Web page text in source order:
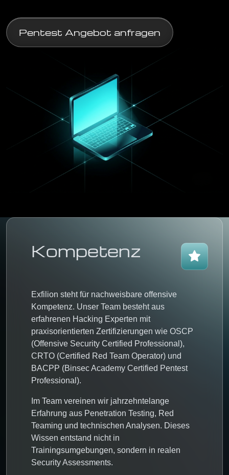
Pentest Angebot anfragen
Kompetenz
Exfilion steht für nachweisbare offensive
Kompetenz. Unser Team besteht aus
erfahrenen Hacking Experten mit
praxisorientierten Zertifizierungen wie OSCP
(Offensive Security Certified Professional),
CRTO (Certified Red Team Operator) und
BACPP (Binsec Academy Certified Pentest
Professional).
Im Team vereinen wir jahrzehntelange
Erfahrung aus Penetration Testing, Red
Teaming und technischen Analysen. Dieses
Wissen entstand nicht in
Trainingsumgebungen, sondern in realen
Security Assessments.